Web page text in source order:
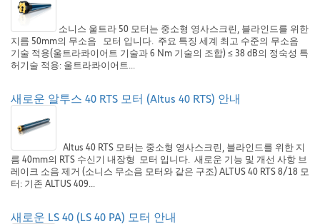
소니스 울트라 50 모터는 중소형 영사스크린, 블라인드를 위한
지름 50mm의 무소음 모터 입니다. 주요 특징 세계 최고 수준의 무소음
기술 적용(울트라콰이어트 기술과 6 Nm 기술의 조합) ≤ 38 dB의 정숙성 특
허기술 적용: 울트라콰이어트...
새로운 알투스 40 RTS 모터 (Altus 40 RTS) 안내
Altus 40 RTS 모터는 중소형 영사스크린, 블라인드를 위한 지
름 40mm의 RTS 수신기 내장형 모터 입니다. 새로운 기능 및 개선 사항 브
레이크 소음 제거 (소니스 무소음 모터와 같은 구조) ALTUS 40 RTS 8/18 모
터: 기존 ALTUS 409...
새로운 LS 40 (LS 40 PA) 모터 안내